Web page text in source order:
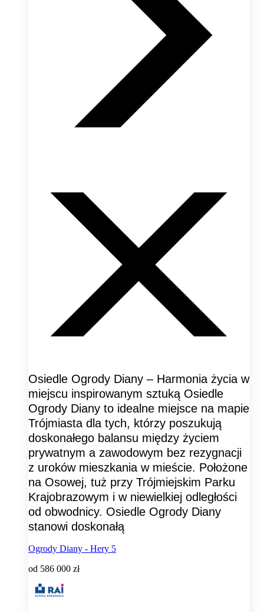
Osiedle Ogrody Diany – Harmonia życia w
miejscu inspirowanym sztuką Osiedle
Ogrody Diany to idealne miejsce na mapie
Trójmiasta dla tych, którzy poszukują
doskonałego balansu między życiem
prywatnym a zawodowym bez rezygnacji
z uroków mieszkania w mieście. Położone
na Osowej, tuż przy Trójmiejskim Parku
Krajobrazowym i w niewielkiej odległości
od obwodnicy. Osiedle Ogrody Diany
stanowi doskonałą
Ogrody Diany - Hery 5
od 586 000 zł